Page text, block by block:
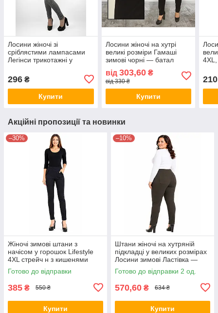
Лосини жіночі зі
сріблястими лампасами
Легінси трикотажні у
сірий 5XL
296 ₴
Купити
Лосини жіночі на хутрі
великі розміри Гамаші
зимові чорні — батал
від 303,60₴
від 330 ₴
Купити
4XL,
210
Акційні пропозиції та новинки
–30%
Жіночі зимові штани з
начісом у горошок Lifestyle
4XL стрейч н з кишенями
Готово до відправки
385 ₴ 550 ₴
Купити
–10%
Штани жіночі на хутряній
підкладці у великих розмірах
Лосини зимові Ластівка —
батал 5XL Чорний
Готово до відправки 2 од.
570,60 ₴ 634 ₴
Купити